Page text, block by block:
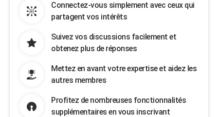
Connectez-vous simplement avec ceux qui
partagent vos intérêts
Suivez vos discussions facilement et
obtenez plus de réponses
Mettez en avant votre expertise et aidez les
autres membres
Profitez de nombreuses fonctionnalités
supplémentaires en vous inscrivant